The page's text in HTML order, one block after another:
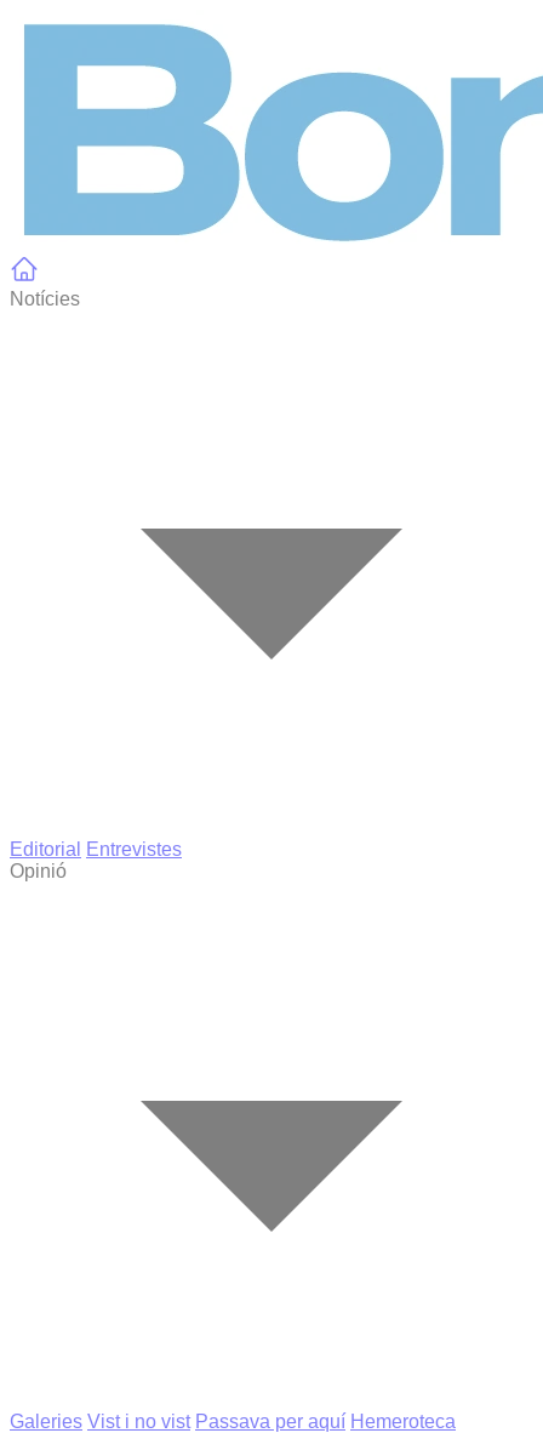
Notícies
Editorial
Entrevistes
Opinió
Galeries Vist i no vist Passava per aquí Hemeroteca